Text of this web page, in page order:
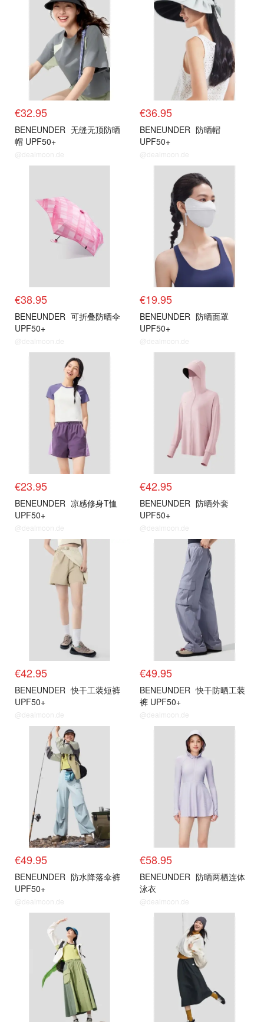
€32.95
BENEUNDER 无缝无顶防晒
帽 UPF50+
@dealmoon.de
€36.95
BENEUNDER 防晒帽
UPF50+
@dealmoon.de
€38.95
BENEUNDER 可折叠防晒伞
UPF50+
@dealmoon.de
€19.95
BENEUNDER 防晒面罩
UPF50+
@dealmoon.de
€23.95
BENEUNDER 凉感修身T恤
UPF50+
@dealmoon.de
€42.95
BENEUNDER 防晒外套
UPF50+
@dealmoon.de
€42.95
BENEUNDER 快干工装短裤
UPF50+
@dealmoon.de
€49.95
BENEUNDER 快干防晒工装
裤 UPF50+
@dealmoon.de
€49.95
BENEUNDER 防水降落伞裤
UPF50+
@dealmoon.de
€58.95
BENEUNDER 防晒两栖连体
泳衣
@dealmoon.de